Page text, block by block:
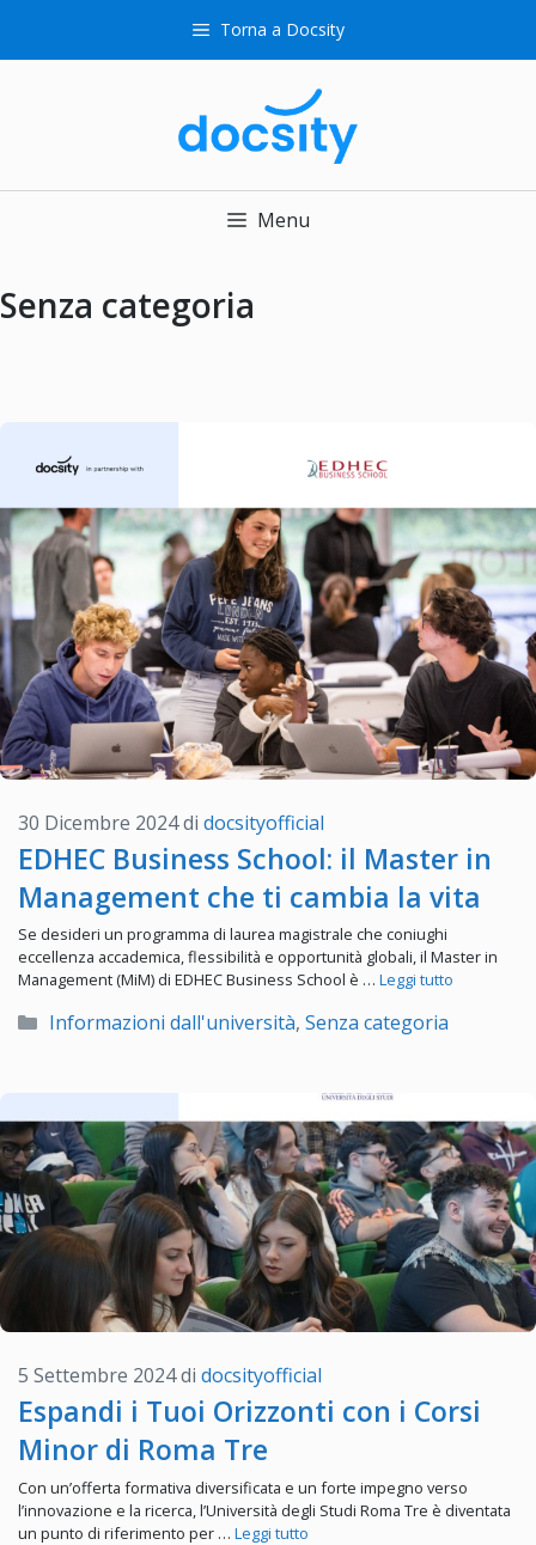
Torna a Docsity
Menu
Senza categoria
EDHEC Business School: il Master in
Management che ti cambia la vita
30 Dicembre 2024di docsityofficial
Se desideri un programma di laurea magistrale che coniughi
eccellenza accademica, flessibilità e opportunità globali, il Master in
Management (MiM) di EDHEC Business School è … Leggi tutto
Categorie
Informazioni dall'università, Senza categoria
Espandi i Tuoi Orizzonti con i Corsi
Minor di Roma Tre
5 Settembre 2024di docsityofficial
Con un’offerta formativa diversificata e un forte impegno verso
l’innovazione e la ricerca, l’Università degli Studi Roma Tre è diventata
un punto di riferimento per … Leggi tutto